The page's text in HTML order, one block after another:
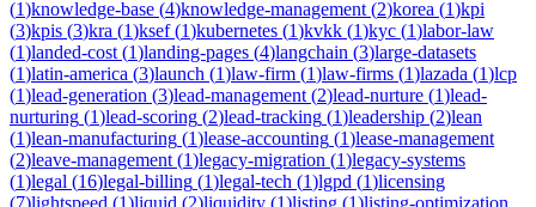
(1)knowledge-base (4)knowledge-management (2)korea (1)kpi
(3)kpis (3)kra (1)ksef(1)kubernetes (1)kvkk (1)kyc (1)labor-law
(1)landed-cost (1)landing-pages (4)langchain (3)large-datasets
(1)latin-america (3)launch (1)law-firm (1)law-firms (1)lazada (1)lcp
(1)lead-generation (3)lead-management (2)lead-nurture (1)lead-
nurturing (1)lead-scoring (2)lead-tracking (1)leadership (2)lean
(1)lean-manufacturing (1)lease-accounting (1)lease-management
(2)leave-management (1)legacy-migration (1)legacy-systems
(1)legal (16)legal-billing (1)legal-tech (1)lgpd (1)licensing
(7)lightspeed (1)liquid (2)liquidity (1)listing (1)listing-optimization